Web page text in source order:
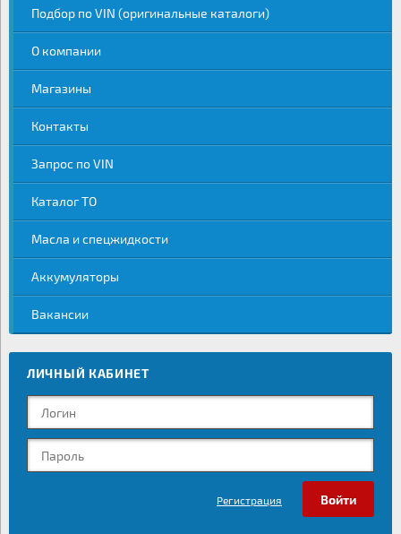
Подбор по VIN (оригинальные каталоги)
О компании
Магазины
Контакты
Запрос по VIN
Каталог ТО
Масла и спецжидкости
Аккумуляторы
Вакансии
ЛИЧНЫЙ КАБИНЕТ
Регистрация